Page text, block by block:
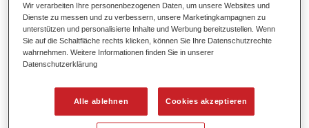
Bietet eine hohe Farbtongenauigkeit und gleichmäßige
Effektausrichtung.
Fördert kurze Prozesszeiten.
Ermöglicht einfaches und sicheres Einlackieren.
Wird für die Reparatur von speziellen Effektfarbtönen in
der Serienlackierung eingesetzt.
Wir verarbeiten Ihre personenbezogenen Daten, um unsere Websites und
Dienste zu messen und zu verbessern, unsere Marketingkampagnen zu
unterstützen und personalisierte Inhalte und Werbung bereitzustellen. Wenn
Sie auf die Schaltfläche rechts klicken, können Sie Ihre Datenschutzrechte
wahrnehmen. Weitere Informationen finden Sie in unserer
Datenschutzerklärung
Alle ablehnen Cookies akzeptieren